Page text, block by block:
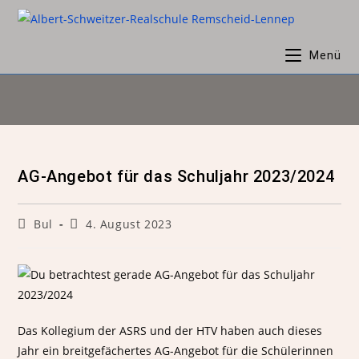
Menü
AG-Angebot für das Schuljahr 2023/2024
Bul 4. August 2023
Das Kollegium der ASRS und der HTV haben auch dieses
Jahr ein breitgefächertes AG-Angebot für die Schülerinnen